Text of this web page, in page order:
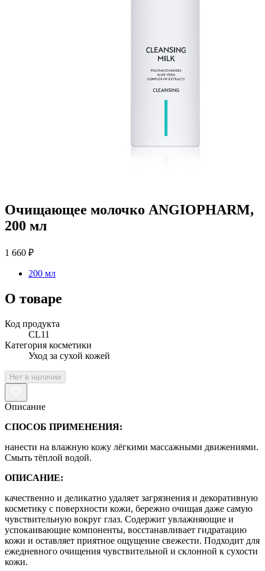
Очищающее молочко ANGIOPHARM,
200 мл
1 660 ₽
200 мл
О товаре
Код продукта
CL11
Категория косметики
Уход за сухой кожей
Нет в наличии
Описание
СПОСОБ ПРИМЕНЕНИЯ:
нанести на влажную кожу лёгкими массажными движениями.
Смыть тёплой водой.
ОПИСАНИЕ:
качественно и деликатно удаляет загрязнения и декоративную
косметику с поверхности кожи, бережно очищая даже самую
чувствительную вокруг глаз. Содержит увлажняющие и
успокаивающие компоненты, восстанавливает гидратацию
кожи и оставляет приятное ощущение свежести. Подходит для
ежедневного очищения чувствительной и склонной к сухости
кожи.